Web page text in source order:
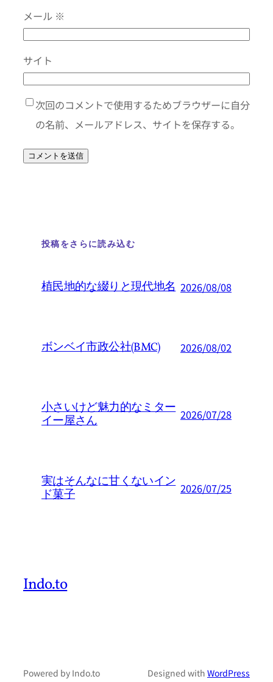
メール ※
サイト
次回のコメントで使用するためブラウザーに自分
の名前、メールアドレス、サイトを保存する。
投稿をさらに読み込む
植民地的な綴りと現代地名 2026/08/08
ボンベイ市政公社(BMC) 2026/08/02
小さいけど魅力的なミター
イー屋さん
2026/07/28
実はそんなに甘くないイン
ド菓子
2026/07/25
Indo.to
Powered by Indo.to Designed with WordPress